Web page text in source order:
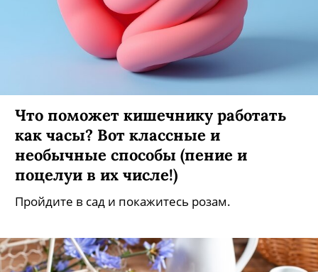
Что поможет кишечнику работать
как часы? Вот классные и
необычные способы (пение и
поцелуи в их числе!)